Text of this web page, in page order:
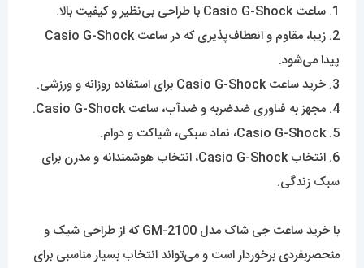
1. ساعت Casio G-Shock با طراحی بی‌نظیر و کیفیت بالا.
2. زیبا، مقاوم و انعطاف‌پذیری که در ساعت Casio G-Shock
پیدا می‌شود.
3. خرید ساعت Casio G-Shock برای استفاده روزانه و ورزشی.
4. مجهز به فناوری ضدضربه و ضدآب، ساعت Casio G-Shock.
5. Casio G-Shock، نماد سبکی، شیاکت و دوام.
6. انتخاب Casio G-Shock، انتخاب هوشمندانه و مدرن برای
سبک زندگی.
با خرید ساعت جی شاک‌ مدل GM-2100 که از طراحی شیک و
منحصربفردی برخوردار است و می‌تواند انتخاب بسیار مناسبی برای